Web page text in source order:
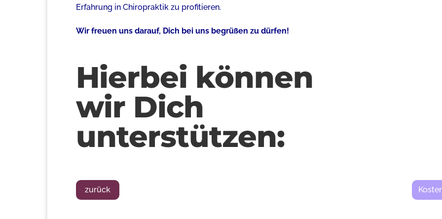
Erfahrung in Chiropraktik zu profitieren.
Wir freuen uns darauf, Dich bei uns begrüßen zu dürfen!
Hierbei können
wir Dich
unterstützen:
zurück